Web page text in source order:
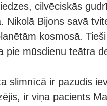
cilvēciskās
Nikolā Bijons savā
kosmosā.
pie mūsdienu teātra
slimnīcā ir pazudis
ir viņa pacients